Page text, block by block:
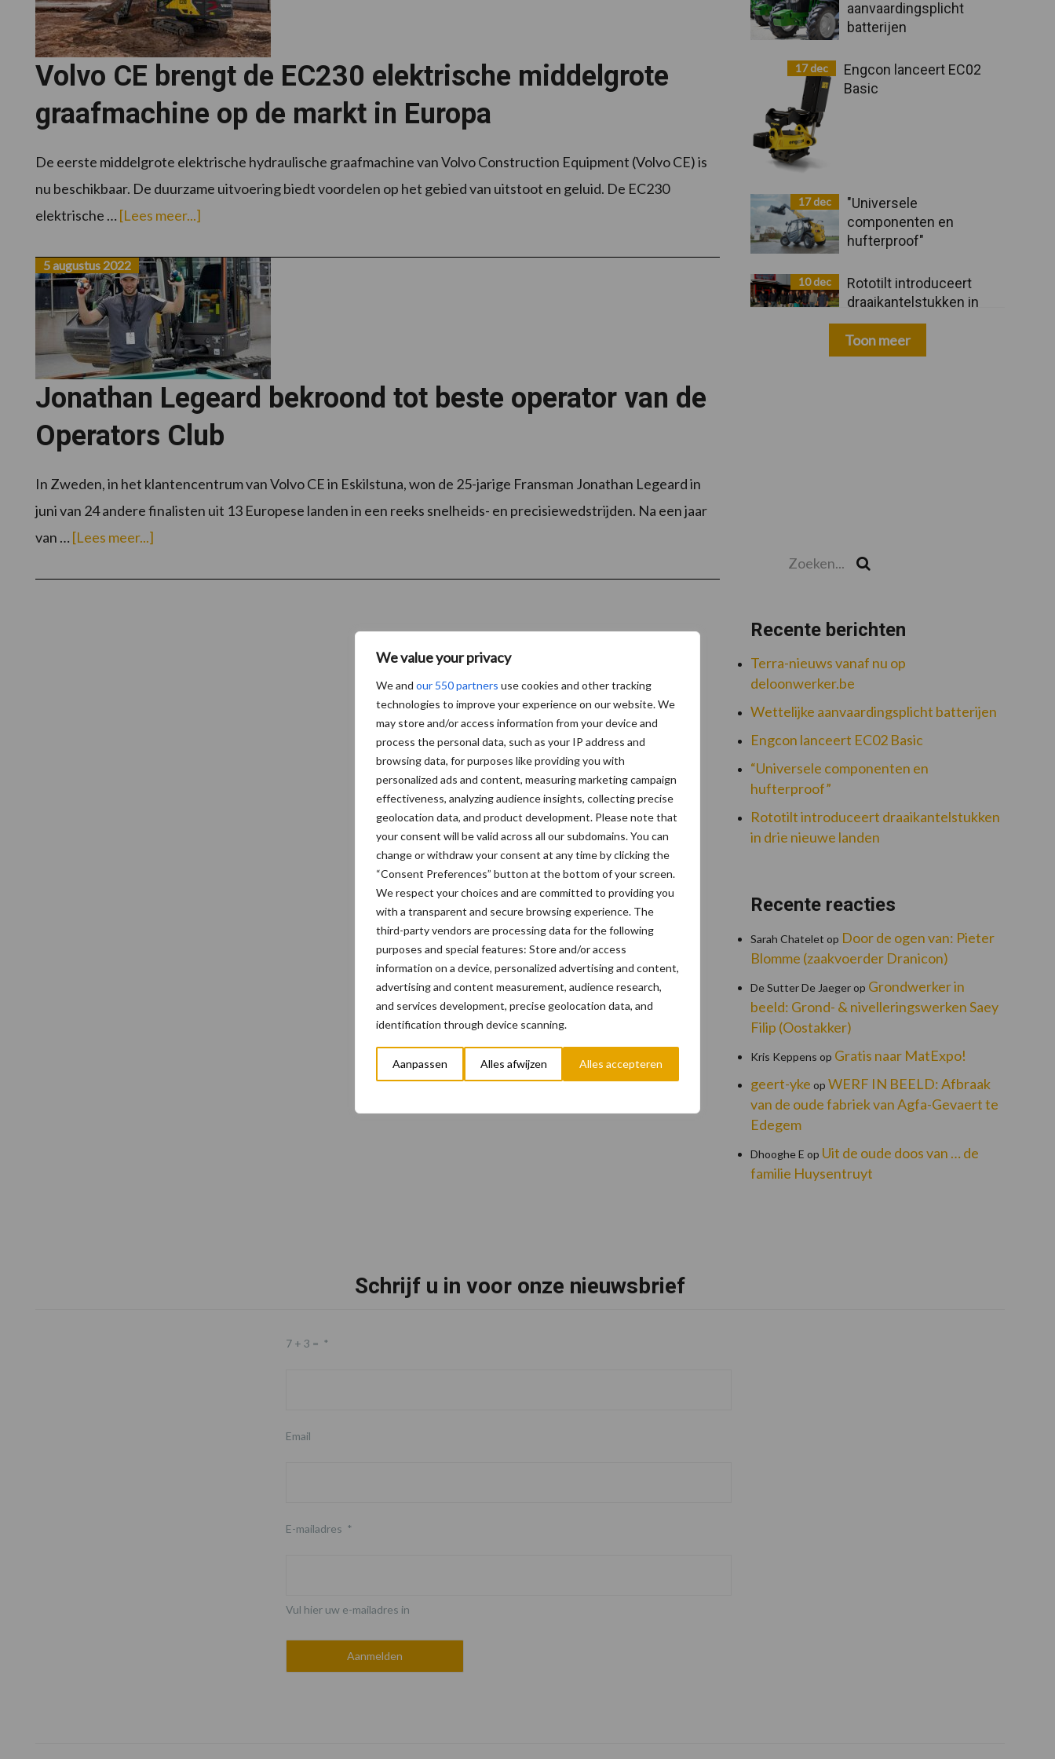
We value your privacy
We and our 550 partners use cookies and other tracking
technologies to improve your experience on our website. We
may store and/or access information from your device and
process the personal data, such as your IP address and
browsing data, for purposes like providing you with
personalized ads and content, measuring marketing campaign
effectiveness, analyzing audience insights, collecting precise
geolocation data, and product development. Please note that
your consent will be valid across all our subdomains. You can
change or withdraw your consent at any time by clicking the
“Consent Preferences” button at the bottom of your screen.
We respect your choices and are committed to providing you
with a transparent and secure browsing experience. The
third-party vendors are processing data for the following
purposes and special features: Store and/or access
information on a device, personalized advertising and content,
advertising and content measurement, audience research,
and services development, precise geolocation data, and
identification through device scanning.
Aanpassen Alles afwijzen Alles accepteren
Volvo CE brengt de EC230 elektrische middelgrote
graafmachine op de markt in Europa
De eerste middelgrote elektrische hydraulische graafmachine van Volvo Construction Equipment (Volvo CE) is
nu beschikbaar. De duurzame uitvoering biedt voordelen op het gebied van uitstoot en geluid. De EC230
elektrische … [Lees meer...]overVolvo
CE
EC230
elektrische
middelgrote
graafmachine
op
de
markt
in
Europa
Jonathan Legeard bekroond tot beste operator van de
Operators Club
5 augustus 2022
In Zweden, in het klantencentrum van Volvo CE in Eskilstuna, won de 25-jarige Fransman Jonathan Legeard in
juni van 24 andere finalisten uit 13 Europese landen in een reeks snelheids- en precisiewedstrijden. Na een jaar
van … [Lees meer...]overJonathan
Legeard
aanvaardingsplicht
batterijen
17 dec
Engcon lanceert EC02
Basic
17 dec
"Universele
componenten en
hufterproof"
10 dec
Rototilt introduceert
draaikantelstukken in
drie nieuwe landen
Toon meer
Recente berichten
Terra-nieuws vanaf nu op
deloonwerker.be
Wettelijke aanvaardingsplicht batterijen
Engcon lanceert EC02 Basic
“Universele componenten en
hufterproof”
Rototilt introduceert draaikantelstukken
in drie nieuwe landen
Recente reacties
Sarah Chatelet op Door de ogen van: Pieter
Blomme (zaakvoerder Dranicon)
De Sutter De Jaegerop Grondwerker in
beeld: Grond- & nivelleringswerken Saey
Filip (Oostakker)
Kris Keppens op Gratis naar MatExpo!
geert-yke op WERF IN BEELD: Afbraak
van de oude fabriek van Agfa-Gevaert te
Edegem
Dhooghe E op Uit de oude doos van … de
familie Huysentruyt
Schrijf u in voor onze nieuwsbrief
7 + 3 = *
Email
E-mailadres *
Vul hier uw e-mailadres in